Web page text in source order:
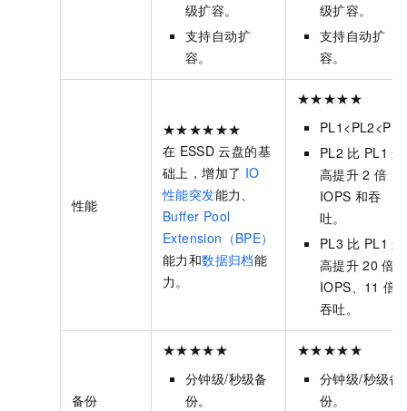
级扩容。
支持自动扩
容。
级扩容。
支持自动扩
容。
性能
★★★★★★
在 ESSD 云盘的基
础上，增加了 IO
性能突发能力、
Buffer Pool
Extension（BPE）
能力和数据归档能
力。
★★★★★
PL1<PL2<PL3
PL2 比 PL1 最
高提升 2 倍
IOPS 和吞
吐。
PL3 比 PL1 最
高提升 20 倍
IOPS、11 倍
吞吐。
备份
★★★★★
分钟级/秒级备
份。
★★★★★
分钟级/秒级备
份。